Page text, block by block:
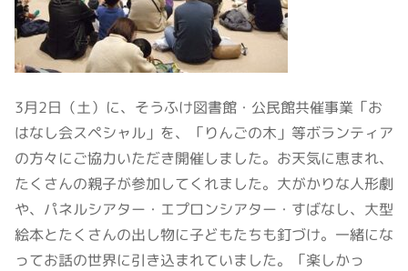
3月2日（土）に、そうふけ図書館・公民館共催事業「お
はなし会スペシャル」を、「りんごの木」等ボランティア
の方々にご協力いただき開催しました。お天気に恵まれ、
たくさんの親子が参加してくれました。大がかりな人形劇
や、パネルシアター・エプロンシアター・すばなし、大型
絵本とたくさんの出し物に子どもたちも釘づけ。一緒にな
ってお話の世界に引き込まれていました。「楽しかっ